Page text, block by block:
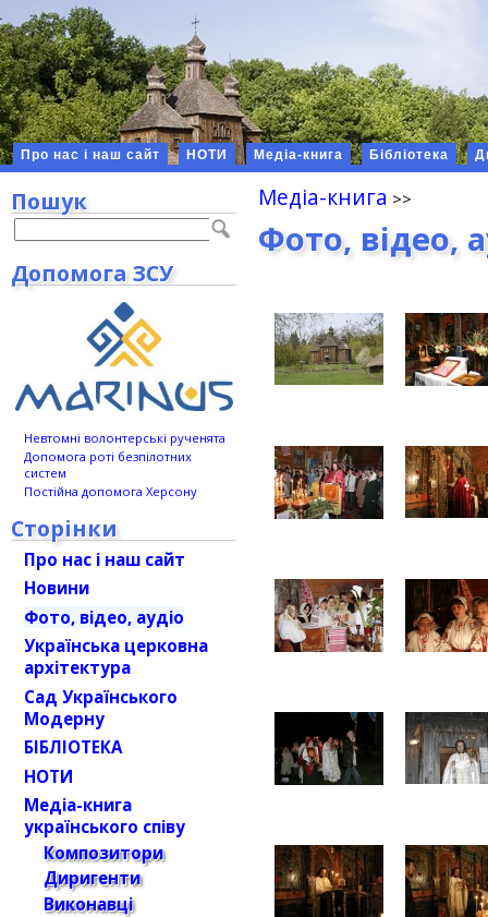
Про нас і наш сайт НОТИ Медіа-книга Бібліотека
Медіа-книга
Фото, відео,
Пошук
Допомога ЗСУ
Невтомні волонтерські рученята
Допомога роті безпілотних
систем
Постійна допомога Херсону
Сторінки
Про нас і наш сайт
Новини
Фото, відео, аудіо
Українська церковна
архітектура
Сад Українського
Модерну
БІБЛІОТЕКА
НОТИ
Медіа-книга
українського співу
Композитори
Диригенти
Виконавці